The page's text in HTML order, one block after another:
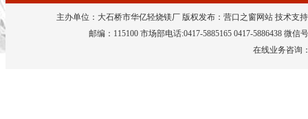
主办单位：大石桥市华亿轻烧镁厂 版权发布： 营口之窗网站 技术支
邮编：115100 市场部电话:0417-5885165 0417-5886438 微
在线业务咨询